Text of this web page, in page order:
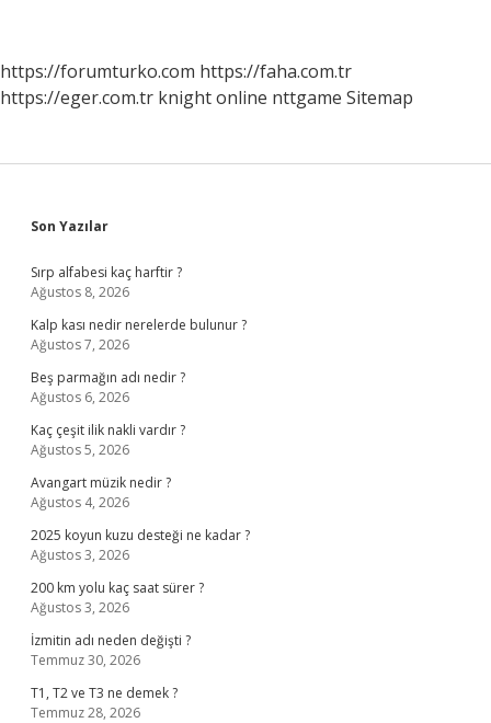
https://forumturko.com https://faha.com.tr
https://eger.com.tr knight online nttgame Sitemap
Sidebar
Son Yazılar
Sırp alfabesi kaç harftir ?
Ağustos 8, 2026
Kalp kası nedir nerelerde bulunur ?
Ağustos 7, 2026
Beş parmağın adı nedir ?
Ağustos 6, 2026
Kaç çeşit ilik nakli vardır ?
Ağustos 5, 2026
Avangart müzik nedir ?
Ağustos 4, 2026
2025 koyun kuzu desteği ne kadar ?
Ağustos 3, 2026
200 km yolu kaç saat sürer ?
Ağustos 3, 2026
İzmitin adı neden değişti ?
Temmuz 30, 2026
T1, T2 ve T3 ne demek ?
Temmuz 28, 2026